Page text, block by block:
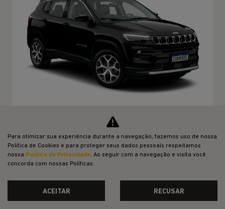
TABELA FIPE NO SEU USADO
VAREJO
R$ 172.990,00
Para otimizar sua experiência durante a navegação, fazemos uso de nossa
Política de Cookies e para proteger seus dados pessoais respeitamos
nossa Política de Privacidade. Ao seguir com a navegação e visita você
concorda com nossas Políticas.
ACEITAR RECUSAR